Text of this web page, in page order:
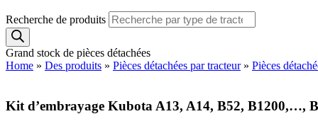
Recherche de produits
Grand stock de pièces détachées
Home » Des produits » Pièces détachées par tracteur» Pièces
Kit d’embrayage Kubota A13, A14, B52, B1200,…,